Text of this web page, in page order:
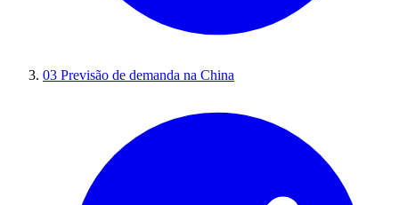
03 Previsão de demanda na China